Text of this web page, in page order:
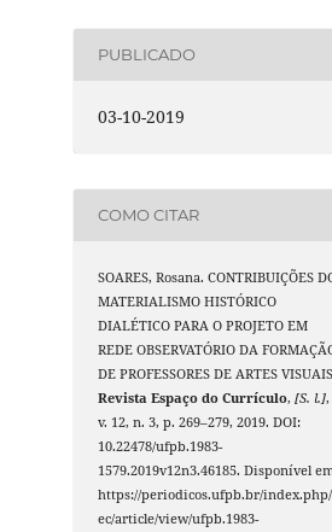
PUBLICADO
03-10-2019
COMO CITAR
SOARES, Rosana. CONTRIBUIÇÕES
MATERIALISMO HISTÓRICO
DIALÉTICO PARA O PROJETO EM
REDE OBSERVATÓRIO DA
DE PROFESSORES DE ARTES
Revista Espaço do Currículo,[S. l.],
v. 12, n. 3, p. 269–279, 2019. DOI:
10.22478/ufpb.1983-
1579.2019v12n3.46185. Disponível
https://periodicos.ufpb.br/
ec/article/view/ufpb.1983-